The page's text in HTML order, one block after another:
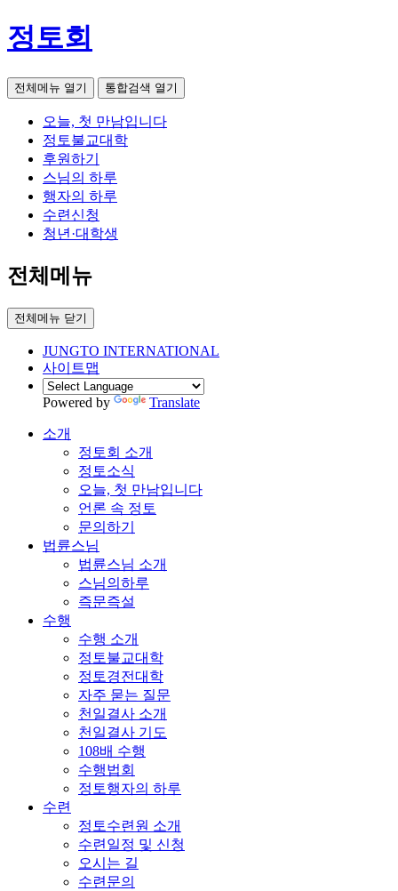
정토회
전체메뉴 열기 통합검색 열기
오늘, 첫 만남입니다
정토불교대학
후원하기
스님의 하루
행자의 하루
수련신청
청년·대학생
전체메뉴
전체메뉴 닫기
JUNGTO INTERNATIONAL
사이트맵
Powered by Translate
소개
정토회 소개
정토소식
오늘, 첫 만남입니다
언론 속 정토
문의하기
법륜스님
법륜스님 소개
스님의하루
즉문즉설
수행
수행 소개
정토불교대학
정토경전대학
자주 묻는 질문
천일결사 소개
천일결사 기도
108배 수행
수행법회
정토행자의 하루
수련
정토수련원 소개
수련일정 및 신청
오시는 길
수련문의